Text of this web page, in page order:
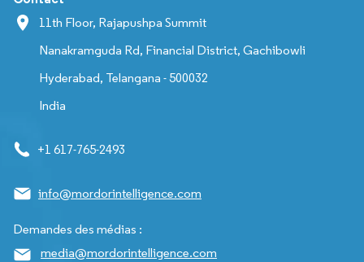
11th Floor, Rajapushpa Summit
Nanakramguda Rd, Financial District, Gachibowli
Hyderabad, Telangana - 500032
India
+1 617-765-2493
info@mordorintelligence.com
Demandes des médias :
media@mordorintelligence.com